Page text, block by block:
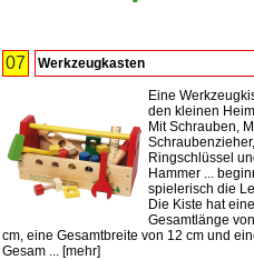
07 Werkzeugkasten
Eine
den kleinen
Mit Schrauben,
Schraubenzieher,
Ringschlüssel
Hammer ...
spielerisch die
Die Kiste hat eine
Gesamtlänge
cm, eine Gesamtbreite von 12 cm und
Gesam ... [mehr]